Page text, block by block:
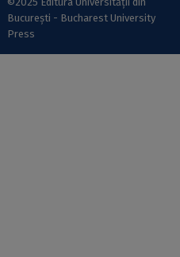
București - Bucharest University
Press